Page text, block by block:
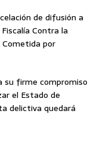
de difusión a
Contra la
Cometida por
su firme compromiso
el Estado de
delictiva quedará